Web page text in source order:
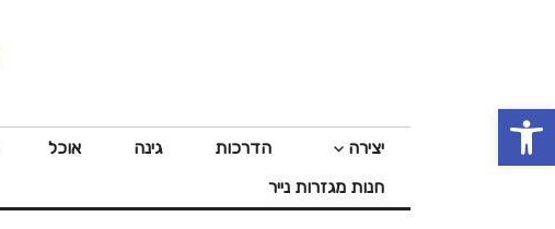
פתח סרגל נגישות
יצירה הדרכות גינה אוכל
חנות מגזרות נייר